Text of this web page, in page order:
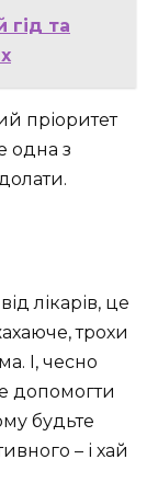
гід та
пріоритет
одна з
лікарів, це
трохи
І, чесно
допомогти
будьте
– і хай